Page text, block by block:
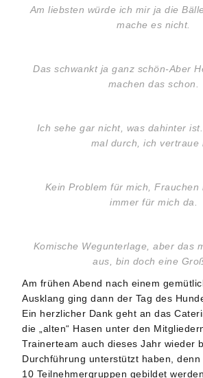
Am liebsten würde ich mir ja die
mache es nicht.
Das schwankt ja ganz schön-Aber
machen das schon.
Ich sehe gar nicht, was dahinter
mal durch, ich vertraue
Kein Problem für mich, Frauchen
immer für mich da.
Komische Wegunterlage, aber das
aus, bin doch eine
Am frühen Abend nach einem
Ausklang ging dann der Tag des
Ein herzlicher Dank geht an das
die „alten“ Hasen unter den
Trainerteam auch dieses Jahr wieder
Durchführung unterstützt haben,
10 Teilnehmergruppen gebildet